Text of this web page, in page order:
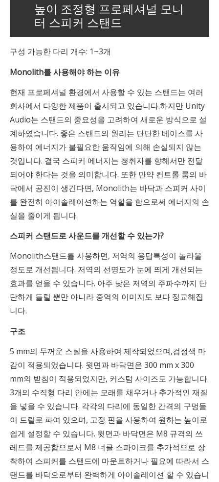
높이 조정형 프로페셔널 모니
터 스피커 스탠드
구성 가능한 다리 개수: 1~3개
Monolith를 사용해야 하는 이유
현재 프로페셔널 환경에서 사용할 수 있는 스탠드는 여러
회사에서 다양한 제품이 출시되고 있습니다.하지만 Unity
Audio는 스탠드의 중요성을 고려하여 새로운 방식으로 설
계하였습니다. 좋은 스탠드의 원리는 단단한 베이스를 사
용하여 에너지가 불필요한 움직임에 의해 손실되지 않는
것입니다. 결국 스피커 에너지는 청취자를 향해서만 전달
되어야 한다는 것을 의미합니다. 또한 만약 컨트롤 룸의 바
닥에서 공진이 생긴다면, Monolith는 바닥과 스피커 사이
를 완전히 아이솔레이션하는 역할을 함으로써 에너지의 손
실을 줄이게 됩니다.
스피커 스탠드로 사운드를 개선할 수 있는가?
Monolith스탠드를 사용하면, 저역의 응답특성이 놀라울
정도로 개선됩니다. 저역의 선명도가 눈에 띄게 개선되는
효과를 얻을 수 있습니다. 아주 낮은 저역의 주파수까지 단
단하게 들릴 뿐만 아니라 중역의 이미지도 보다 정교해집
니다.
구조
5 mm의 두꺼운 스틸을 사용하여 제작되었으며,검정색 마
감이 적용되었습니다. 윗면과 바닥면은 300 mm x 300
mm의 받침이 적용되었지만, 커스텀 사이즈도 가능합니다.
3개의 수직형 다리 안에는 모래를 채우거나 추가적인 재질
을 넣을 수 있습니다. 각각의 다리에 동일한 간격의 구멍들
이 드릴로 파여 있으며, 고정 핀을 사용하여 원하는 높이로
쉽게 설정할 수 있습니다. 윗면과 바닥면은 M8 규격의 쓰
레드를 제공함으로서 M8 너클 스파이크를 추가적으로 장
착하여 스피커를 스탠드에 마운트하거나 필요에 따라서 스
탠드를 바닥으로부터 완벽하게 아이솔레이션 할 수 있습니